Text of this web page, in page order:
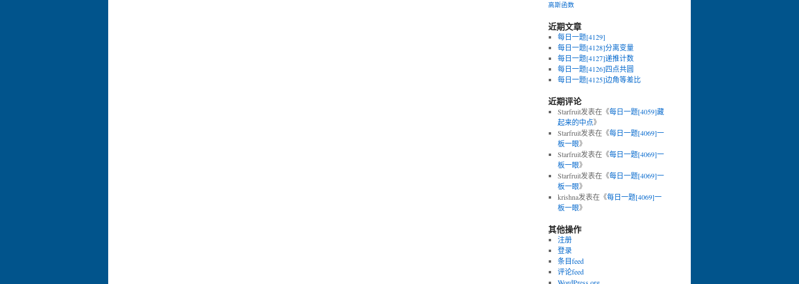
高斯函数
近期文章
每日一题[4129]
每日一题[4128]分离变量
每日一题[4127]递推计数
每日一题[4126]四点共圆
每日一题[4125]边角等差比
近期评论
Starfruit发表在《每日一题[4059]藏
起来的中点》
Starfruit发表在《每日一题[4069]一
板一眼》
Starfruit发表在《每日一题[4069]一
板一眼》
Starfruit发表在《每日一题[4069]一
板一眼》
krishna发表在《每日一题[4069]一
板一眼》
其他操作
注册
登录
条目feed
评论feed